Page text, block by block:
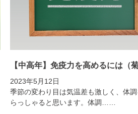
【中高年】免疫力を高めるには（菊
2023年5月12日
季節の変わり目は気温差も激しく、体
らっしゃると思います。体調……